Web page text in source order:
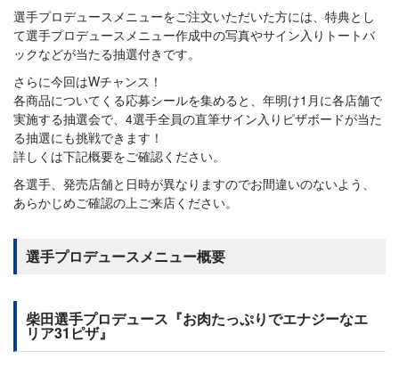
選手プロデュースメニューをご注文いただいた方には、特典とし
て選手プロデュースメニュー作成中の写真やサイン入りトートバ
ックなどが当たる抽選付きです。
さらに今回はWチャンス！
各商品についてくる応募シールを集めると、年明け1月に各店舗で
実施する抽選会で、4選手全員の直筆サイン入りピザボードが当た
る抽選にも挑戦できます！
詳しくは下記概要をご確認ください。
各選手、発売店舗と日時が異なりますのでお間違いのないよう、
あらかじめご確認の上ご来店ください。
選手プロデュースメニュー概要
柴田選手プロデュース『お肉たっぷりでエナジーなエ
リア31ピザ』